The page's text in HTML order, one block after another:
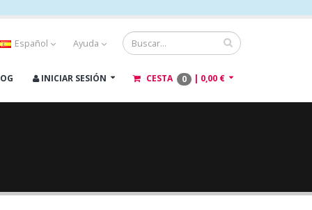
Español Ayuda
INICIAR SESIÓN CESTA 0 | 0,00 €